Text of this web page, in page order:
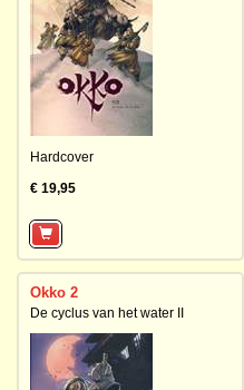
Hardcover
€ 19,95
Okko 2
De cyclus van het water II